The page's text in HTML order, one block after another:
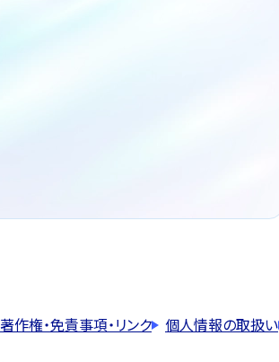
著作権・免責事項・リンク 個人情報の取扱い